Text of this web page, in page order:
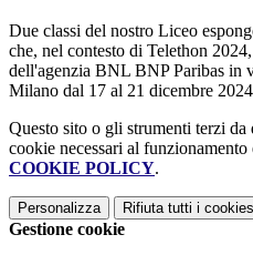
Due classi del nostro Liceo
che, nel contesto di Telethon
dell'agenzia BNL BNP Paribas in
Milano dal 17 al 21 dicembre
Questo sito o gli strumenti terzi
cookie necessari al
COOKIE POLICY.
Personalizza Rifiuta tutti i cookies
Gestione cookie